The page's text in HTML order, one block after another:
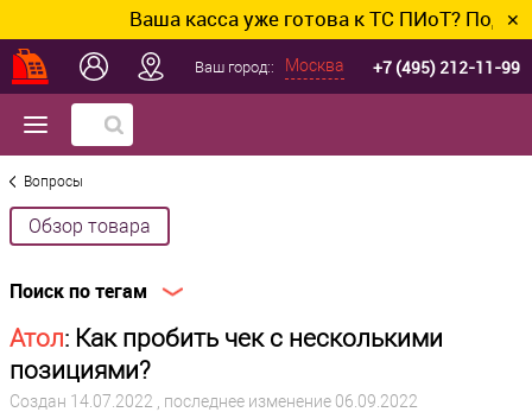
Ваша касса уже готова к ТС ПИоТ? ✕
Ваш город:: Москва +7 (495) 212-11-99
Вопросы
Обзор товара
Поиск по тегам
Атол: Как пробить чек с несколькими
позициями?
Создан 14.07.2022 , последнее изменение 06.09.2022